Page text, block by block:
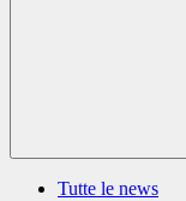
Tutte le news